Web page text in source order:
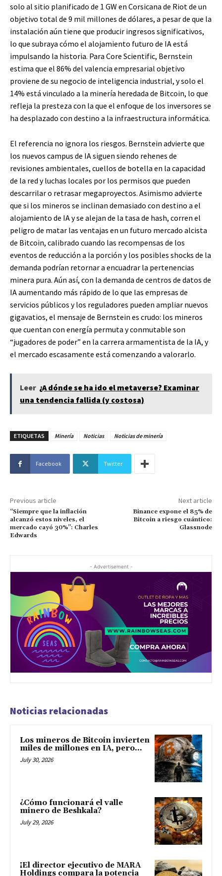
solo al sitio planificado de 1 GW en Corsicana de Riot de un
objetivo total de 9 mil millones de dólares, a pesar de que la
instalación aún tiene que producir ingresos significativos,
lo que subraya cómo el alojamiento futuro de IA está
impulsando la historia. Para Core Scientific, Bernstein
estima que el 86% del valencia empresarial objetivo
proviene de su negocio de inteligencia industrial, y solo el
14% está vinculado a la minería heredada de Bitcoin, lo que
refleja la presteza con la que el enfoque de los inversores se
ha desplazado con destino a la infraestructura informática.
El referencia no ignora los riesgos. Bernstein advierte que
los nuevos campus de IA siguen siendo rehenes de
revisiones ambientales, cuellos de botella en la capacidad
de la red y luchas locales por los permisos que pueden
descarrilar o retrasar megaproyectos. Asimismo advierte
que si los mineros se inclinan demasiado con destino a el
alojamiento de IA y se alejan de la tasa de hash, corren el
peligro de matar las ventajas en un futuro mercado alcista
de Bitcoin, calibrado cuando las recompensas de los
eventos de reducción a la porción y los posibles shocks de la
demanda podrían retornar a encuadrar la pertenencias
minera pura. Aún así, con la demanda de centros de datos de
IA aumentando más rápido de lo que las empresas de
servicios públicos y los reguladores pueden ampliar nuevos
gigavatios, el mensaje de Bernstein es crudo: los mineros
que cuentan con energía permuta y conmutable son
“jugadores de poder” en la carrera armamentista de la IA, y
el mercado escasamente está comenzando a valorarlo.
Leer ¿A dónde se ha ido el metaverse? Examinar
una tendencia fallida (y costosa)
ETIQUETAS Minería Noticias Noticias de minería
Facebook Twitter
Previous article
“Siempre que la inflación
alcanzó estos niveles, el
mercado cayó 30%”: Charles
Edwards
Next article
Binance expone el 85% de
Bitcoin a riesgo cuántico:
Glassnode
- Advertisement -
Noticias relacionadas
Los mineros de Bitcoin invierten
miles de millones en IA, pero...
July 30, 2026
¿Cómo funcionará el valle
minero de Beshkala?
July 29, 2026
¡El director ejecutivo de MARA
Holdings compara la potencia